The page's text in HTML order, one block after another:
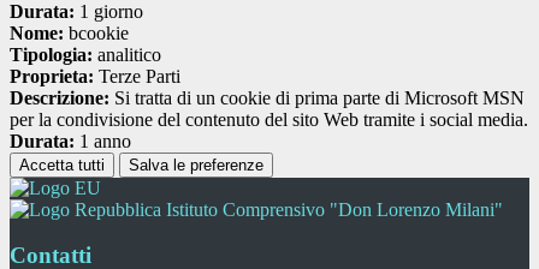
Durata: 1 giorno
Nome: bcookie
Tipologia: analitico
Proprieta: Terze Parti
Descrizione: Si tratta di un cookie di prima parte di Microsoft MSN
per la condivisione del contenuto del sito Web tramite i social media.
Durata: 1 anno
Accetta tutti Salva le preferenze
Istituto Comprensivo "Don Lorenzo Milani"
Contatti